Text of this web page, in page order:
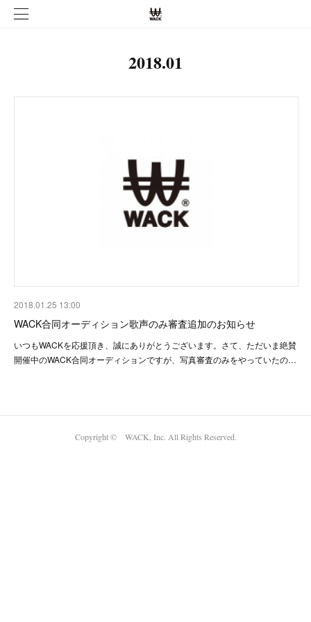
2018.01
2018.01.25 13:00
WACK合同オーディション歌声のみ審査追加のお知らせ
いつもWACKを応援頂き、誠にありがとうございます。さて、ただいま絶賛
開催中のWACK合同オーディションですが、写真審査のみをやっていたの…
Copyright © WACK, Inc. All Rights Reserved.